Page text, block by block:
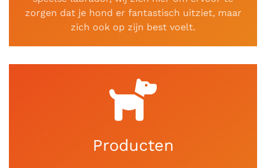
zorgen dat je hond er fantastisch uitziet, maar
zich ook op zijn best voelt.
Producten